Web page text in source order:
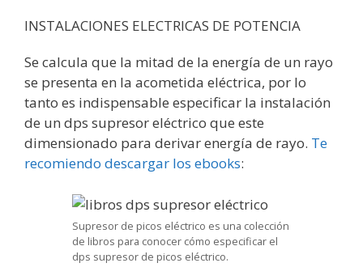
INSTALACIONES ELECTRICAS DE POTENCIA
Se calcula que la mitad de la energía de un rayo
se presenta en la acometida eléctrica, por lo
tanto es indispensable especificar la instalación
de un dps supresor eléctrico que este
dimensionado para derivar energía de rayo. Te
recomiendo descargar los ebooks:
Supresor de picos eléctrico es una colección
de libros para conocer cómo especificar el
dps supresor de picos eléctrico.